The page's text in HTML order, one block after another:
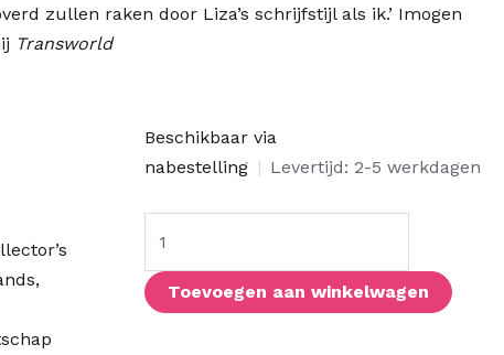
zullen raken door Liza’s schrijfstijl als ik.’ Imogen
Transworld
,
Beschikbaar via
nabestelling | Levertijd: 2-5 werkdagen
Muren
van
bloed
(Limited
Edition)
Toevoegen aan winkelwagen